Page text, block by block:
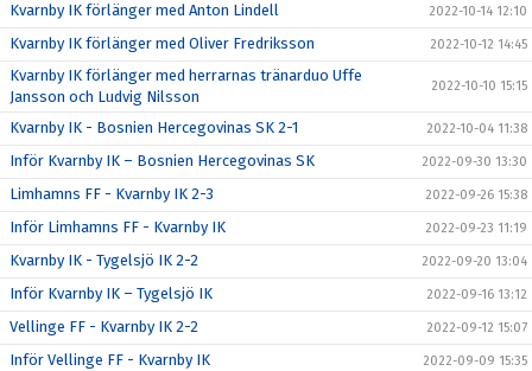
Kvarnby IK förlänger med Anton Lindell 2022-10-14 12:10
Kvarnby IK förlänger med Oliver Fredriksson 2022-10-12 14:45
Kvarnby IK förlänger med herrarnas tränarduo Uffe
Jansson och Ludvig Nilsson
2022-10-10 15:15
Kvarnby IK - Bosnien Hercegovinas SK 2-1 2022-10-04 11:38
Inför Kvarnby IK – Bosnien Hercegovinas SK 2022-09-30 13:30
Limhamns FF - Kvarnby IK 2-3 2022-09-26 15:38
Inför Limhamns FF - Kvarnby IK 2022-09-23 11:19
Kvarnby IK - Tygelsjö IK 2-2 2022-09-20 13:04
Inför Kvarnby IK – Tygelsjö IK 2022-09-16 13:12
Vellinge FF - Kvarnby IK 2-2 2022-09-12 15:07
Inför Vellinge FF - Kvarnby IK 2022-09-09 15:35